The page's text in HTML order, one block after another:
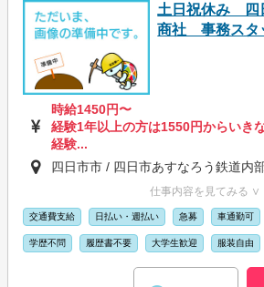
土日祝休み 四
商社 事務スタ
時給1450円〜
経験1年以上の方は1550円からいき
経験...
四日市市 / 四日市あすなろう鉄道内
仕事内容を見てみる ∨
交通費支給 日払い・週払い 急募 車通勤可
学歴不問 履歴書不要 大学生歓迎 服装自由